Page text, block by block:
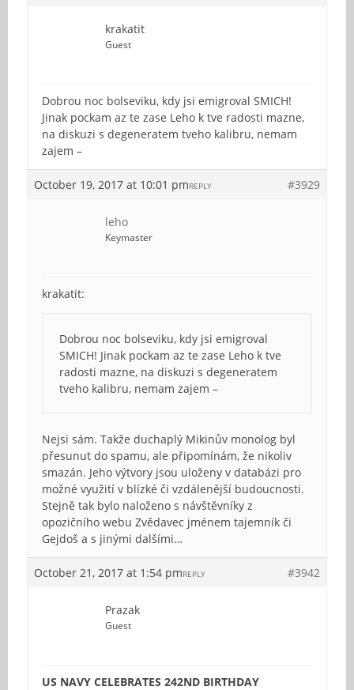
krakatit
Guest
Dobrou noc bolseviku, kdy jsi emigroval SMICH!
Jinak pockam az te zase Leho k tve radosti mazne,
na diskuzi s degeneratem tveho kalibru, nemam
zajem –
October 19, 2017 at 10:01 pm #3929
REPLY
leho
Keymaster
krakatit:
Dobrou noc bolseviku, kdy jsi emigroval
SMICH! Jinak pockam az te zase Leho k tve
radosti mazne, na diskuzi s degeneratem
tveho kalibru, nemam zajem –
Nejsi sám. Takže duchaplý Mikinův monolog byl
přesunut do spamu, ale připomínám, že nikoliv
smazán. Jeho výtvory jsou uloženy v databázi pro
možné využití v blízké či vzdálenější budoucnosti.
Stejně tak bylo naloženo s návštěvníky z
opozičního webu Zvědavec jménem tajemník či
Gejdoš a s jinými dalšími…
October 21, 2017 at 1:54 pm #3942
REPLY
Prazak
Guest
US NAVY CELEBRATES 242ND BIRTHDAY